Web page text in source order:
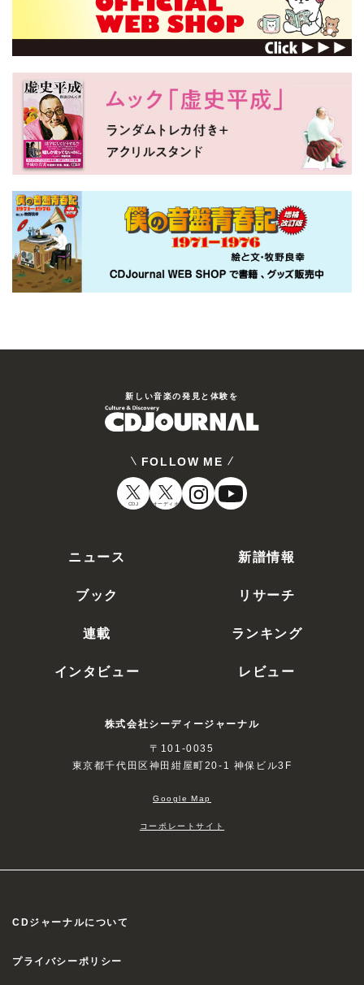
新しい⾳楽の発⾒と体験を
FOLLOW ME
CDJ オーディオ
ニュース
新譜情報
ブック
リサーチ
連載
ランキング
インタビュー
レビュー
株式会社シーディージャーナル
〒101-0035
東京都千代田区神田紺屋町20-1 神保ビル3F
Google Map
コーポレートサイト
CDジャーナルについて
プライバシーポリシー